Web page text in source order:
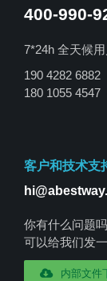
400-990-
7*24h 全天候用
190 4282 6882
180 1055 4547
客户和技术支
你有什么问题
可以给我们发
内部文件